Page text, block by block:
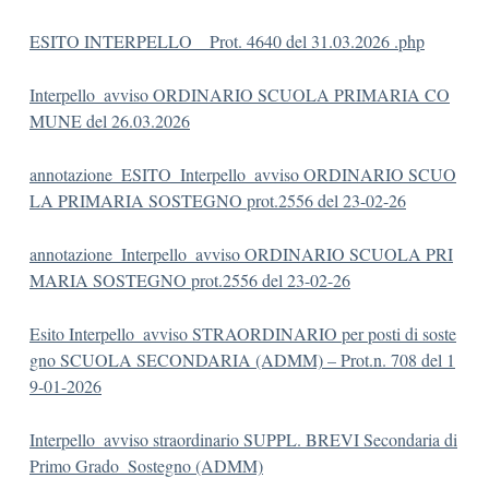
ESITO INTERPELLO _ Prot. 4640 del 31.03.2026 .php
Interpello_avviso ORDINARIO SCUOLA PRIMARIA CO
MUNE del 26.03.2026
annotazione_ESITO_Interpello_avviso ORDINARIO SCUO
LA PRIMARIA SOSTEGNO prot.2556 del 23-02-26
annotazione_Interpello_avviso ORDINARIO SCUOLA PRI
MARIA SOSTEGNO prot.2556 del 23-02-26
Esito Interpello_avviso STRAORDINARIO per posti di soste
gno SCUOLA SECONDARIA (ADMM) – Prot.n. 708 del 1
9-01-2026
Interpello_avviso straordinario SUPPL. BREVI Secondaria di
Primo Grado_Sostegno (ADMM)